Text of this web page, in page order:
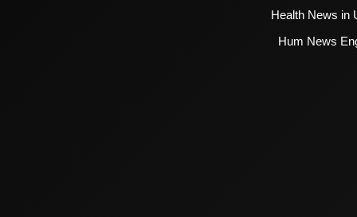
Health News in
Hum News